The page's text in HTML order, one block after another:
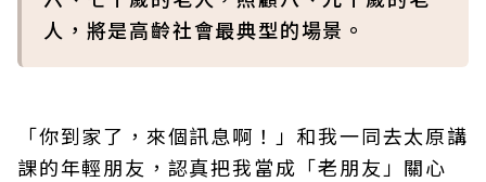
人，將是高齡社會最典型的場景。
「你到家了，來個訊息啊！」和我一同去太原講
課的年輕朋友，認真把我當成「老朋友」關心